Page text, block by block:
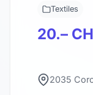
Textiles
20.–
2035